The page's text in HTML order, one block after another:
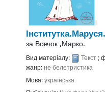
Інститутка.Маруся.
за Вовчок ,Марко.
Вид матеріалу: Текст;
жанр:не белетристика
Мова:українська